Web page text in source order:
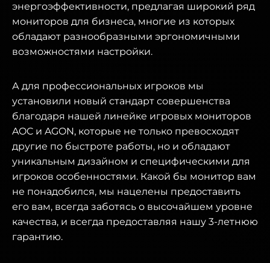
энергоэффективности, предлагая широкий ряд
мониторов для бизнеса, многие из которых
обладают разнообразными эргономичными
возможностями настройки.
А для профессиональных игроков мы
установили новый стандарт совершенства
благодаря нашей линейке игровых мониторов
AOC и AGON, которые не только превосходят
другие по быстроте работы, но и обладают
уникальным дизайном и специфическими для
игроков особенностями. Какой бы монитор вам
не понадобился, мы нацелены предоставить
его вам, всегда заботясь о высочайшем уровне
качества, и всегда предоставляя нашу 3-летнюю
гарантию.